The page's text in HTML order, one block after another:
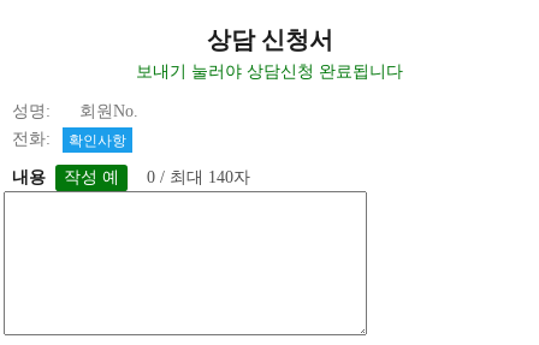
상담 신청서
보내기 눌러야 상담신청 완료됩니다
성명: 회원No.
전화:
확인사항
내용 0 / 최대 140자